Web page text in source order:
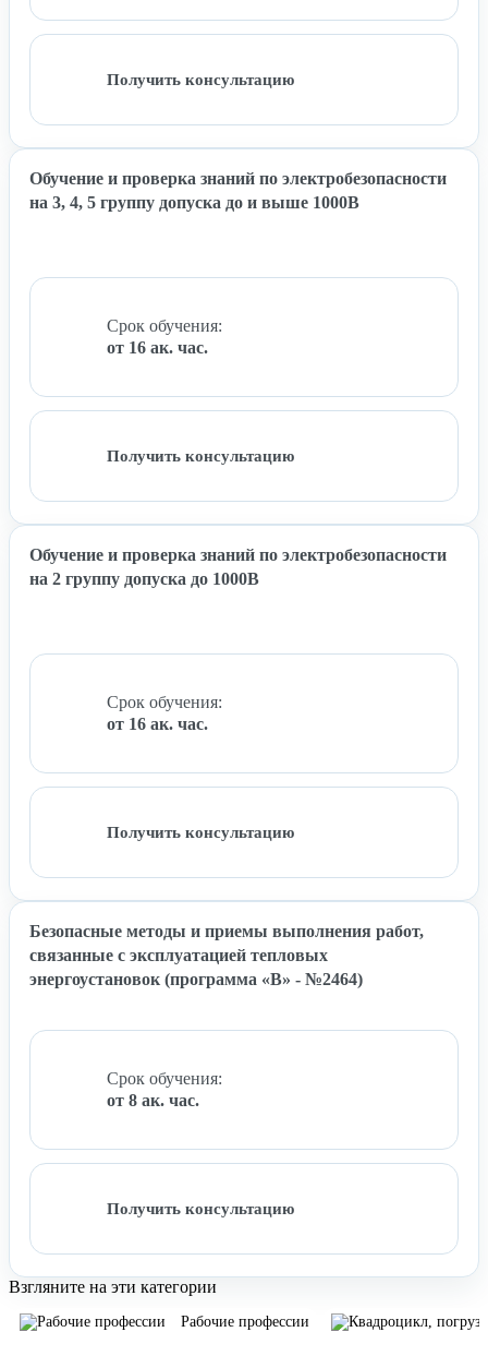
Получить консультацию
Обучение и проверка знаний по электробезопасности
на 3, 4, 5 группу допуска до и выше 1000В
Срок обучения:
от 16 ак. час.
Получить консультацию
Обучение и проверка знаний по электробезопасности
на 2 группу допуска до 1000В
Срок обучения:
от 16 ак. час.
Получить консультацию
Безопасные методы и приемы выполнения работ,
связанные с эксплуатацией тепловых
энергоустановок (программа «В» - №2464)
Срок обучения:
от 8 ак. час.
Получить консультацию
Взгляните на эти категории
Рабочие профессии